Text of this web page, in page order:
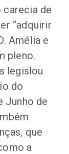
carecia de
“adquirir
Amélia e
pleno.
legislou
do
Junho de
que
a